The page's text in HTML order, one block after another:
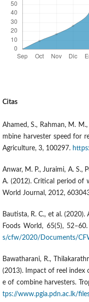
Citas
Ahamed, S., Rahman, M.
mbine harvester speed for
Agriculture, 3, 100297.
Anwar, M. P., Juraimi, A. S.,
A. (2012). Critical period of
World Journal, 2012,
Bautista, R. C., et al.
Foods World, 65(5), 52–60.
s/cfw/2020/Documents/
Bawatharani, R.,
(2013). Impact of reel index
e of combine harvesters.
tps://www.pgia.pdn.ac.lk/